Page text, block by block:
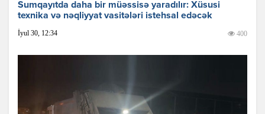
Sumqayıtda daha bir müəssisə yaradılır: Xüsusi
texnika və nəqliyyat vasitələri istehsal edəcək
İyul 30, 12:34 400